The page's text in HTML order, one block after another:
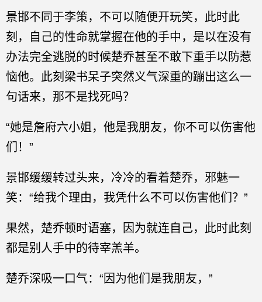
景邯不同于李策，不可以随便开玩笑，此时此
刻，自己的性命就掌握在他的手中，是以在没有
办法完全逃脱的时候楚乔甚至不敢下重手以防惹
恼他。此刻梁书呆子突然义气深重的蹦出这么一
句话来，那不是找死吗？
“她是詹府六小姐，他是我朋友，你不可以伤害他
们！”
景邯缓缓转过头来，冷冷的看着楚乔，邪魅一
笑：“给我个理由，我凭什么不可以伤害他们？”
果然，楚乔顿时语塞，因为就连自己，此时此刻
都是别人手中的待宰羔羊。
楚乔深吸一口气：“因为他们是我朋友，”